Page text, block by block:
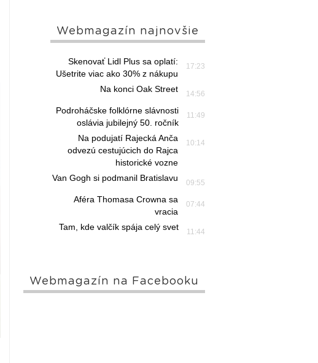
Webmagazín najnovšie
17:23
Skenovať Lidl Plus sa oplatí:
Ušetrite viac ako 30% z nákupu
14:56
Na konci Oak Street
11:49
Podroháčske folklórne slávnosti
oslávia jubilejný 50. ročník
10:14
Na podujatí Rajecká Anča
odvezú cestujúcich do Rajca
historické vozne
09:55
Van Gogh si podmanil Bratislavu
07:44
Aféra Thomasa Crowna sa
vracia
11:44
Tam, kde valčík spája celý svet
Webmagazín na Facebooku